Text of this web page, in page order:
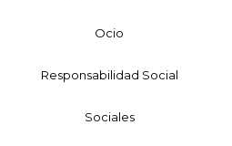
Ocio
Responsabilidad Social
Sociales